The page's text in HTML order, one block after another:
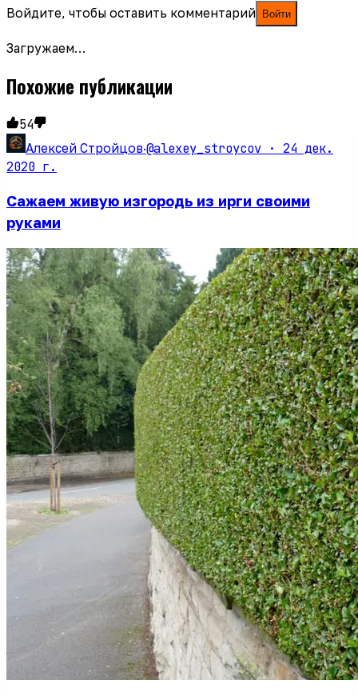
Войдите, чтобы оставить комментарий Войти
Загружаем…
Похожие публикации
54
Алексей Стройцов·@alexey_stroycov · 24 дек.
2020 г.
Сажаем живую изгородь из ирги своими
руками